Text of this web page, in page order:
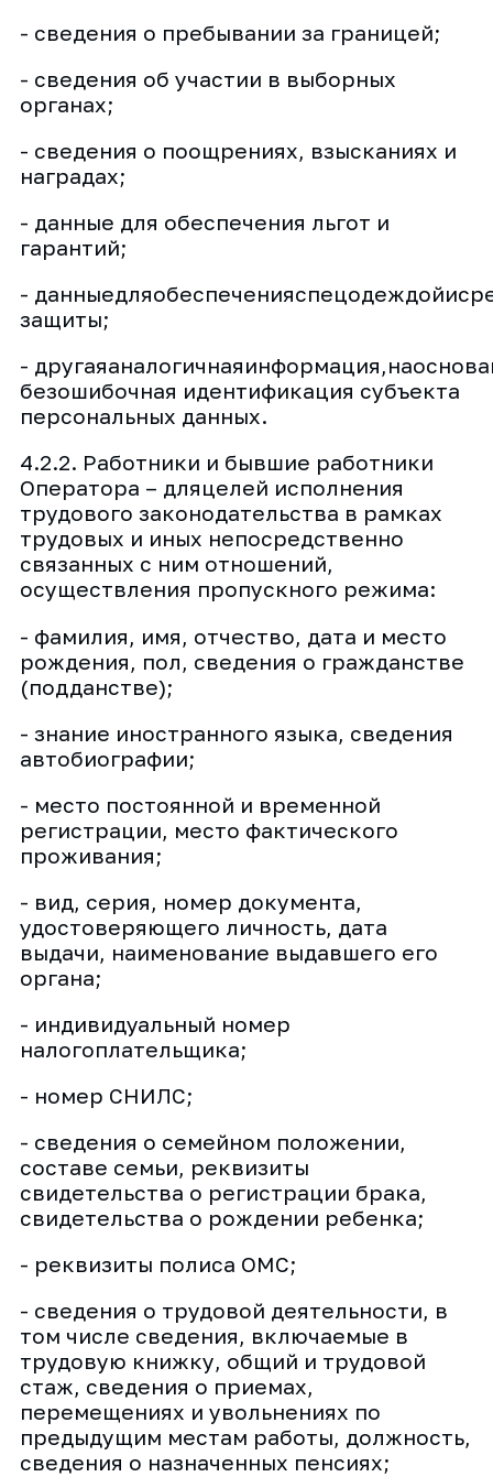
- сведения о пребывании за границей;
- сведения об участии в выборных
органах;
- сведения о поощрениях, взысканиях и
наградах;
- данные для обеспечения льгот и
гарантий;
-
защиты;
-
безошибочная идентификация субъекта
персональных данных.
4.2.2. Работники и бывшие работники
Оператора – дляцелей исполнения
трудового законодательства в рамках
трудовых и иных непосредственно
связанных с ним отношений,
осуществления пропускного режима:
- фамилия, имя, отчество, дата и место
рождения, пол, сведения о гражданстве
(подданстве);
- знание иностранного языка, сведения
автобиографии;
- место постоянной и временной
регистрации, место фактического
проживания;
- вид, серия, номер документа,
удостоверяющего личность, дата
выдачи, наименование выдавшего его
органа;
- индивидуальный номер
налогоплательщика;
- номер СНИЛС;
- сведения о семейном положении,
составе семьи, реквизиты
свидетельства о регистрации брака,
свидетельства о рождении ребенка;
- реквизиты полиса ОМС;
- сведения о трудовой деятельности, в
том числе сведения, включаемые в
трудовую книжку, общий и трудовой
стаж, сведения о приемах,
перемещениях и увольнениях по
предыдущим местам работы, должность,
сведения о назначенных пенсиях;